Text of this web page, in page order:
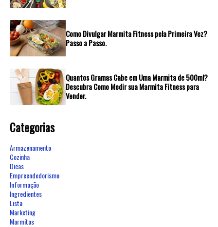
Como Divulgar Marmita Fitness pela Primeira Vez?
Passo a Passo.
Quantos Gramas Cabe em Uma Marmita de 500ml?
Descubra Como Medir sua Marmita Fitness para
Vender.
Categorias
Armazenamento
Cozinha
Dicas
Empreendedorismo
Informação
Ingredientes
Lista
Marketing
Marmitas